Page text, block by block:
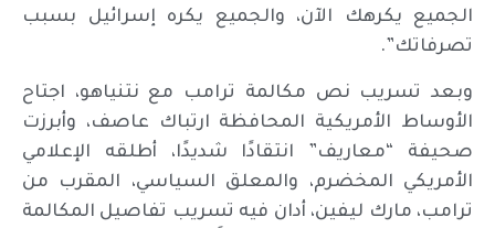
الجميع يكرهك الآن، والجميع يكره إسرائيل بسبب
تصرفاتك”.
وبعد تسريب نص مكالمة ترامب مع نتنياهو، اجتاح
الأوساط الأمريكية المحافظة ارتباك عاصف، وأبرزت
صحيفة “معاريف” انتقادًا شديدًا، أطلقه الإعلامي
الأمريكي المخضرم، والمعلق السياسي، المقرب من
ترامب، مارك ليفين، أدان فيه تسريب تفاصيل المكالمة